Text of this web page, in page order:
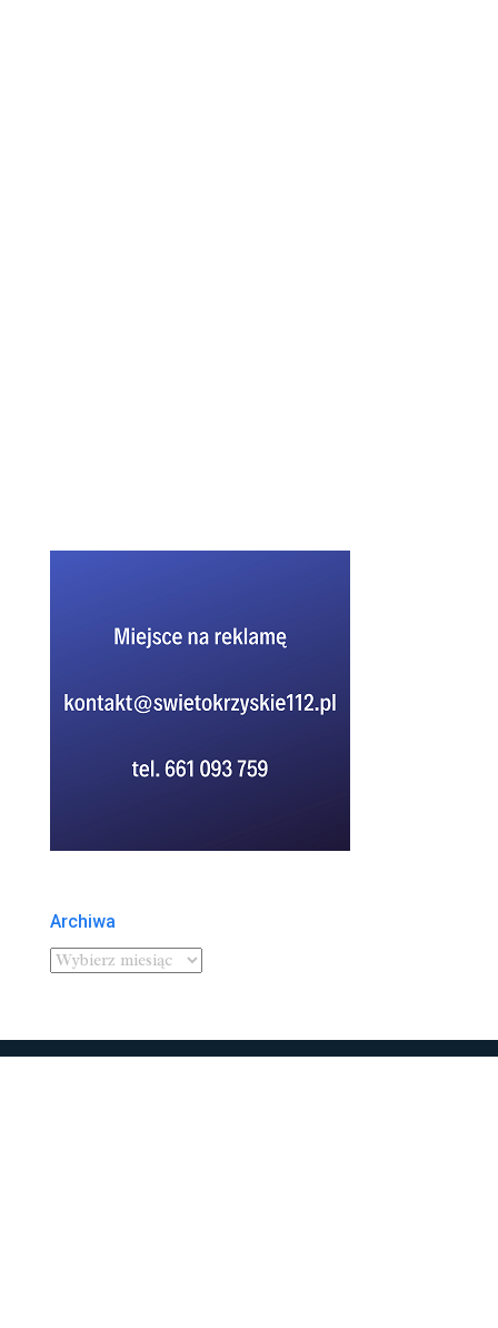
Archiwa